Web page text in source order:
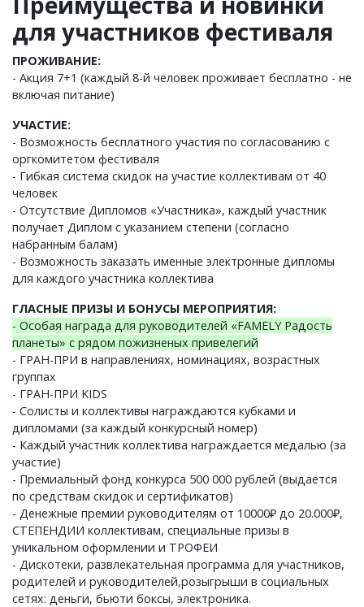
для участников фестиваля
ПРОЖИВАНИЕ:
- Акция 7+1 (каждый 8-й человек проживает бесплатно - не
включая питание)
УЧАСТИЕ:
- Возможность бесплатного участия по согласованию с
оргкомитетом фестиваля
- Гибкая система скидок на участие коллективам от 40
человек
- Отсутствие Дипломов «Участника», каждый участник
получает Диплом с указанием степени (согласно
набранным балам)
- Возможность заказать именные электронные дипломы
для каждого участника коллектива
ГЛАСНЫЕ ПРИЗЫ И БОНУСЫ МЕРОПРИЯТИЯ:
- Особая награда для руководителей «FAMELY Радость
планеты» с рядом пожизненых привелегий
- ГРАН-ПРИ в направлениях, номинациях, возрастных
группах
- ГРАН-ПРИ KIDS
- Солисты и коллективы награждаются кубками и
дипломами (за каждый конкурсный номер)
- Каждый участник коллектива награждается медалью (за
участие)
- Премиальный фонд конкурса 500 000 рублей (выдается
по средствам скидок и сертификатов)
- Денежные премии руководителям от 10000₽ до 20.000₽,
СТЕПЕНДИИ коллективам, специальные призы в
уникальном оформлении и ТРОФЕИ
- Дискотеки, развлекательная программа для участников,
родителей и руководителей,розыгрыши в социальных
сетях: деньги, бьюти боксы, электроника.